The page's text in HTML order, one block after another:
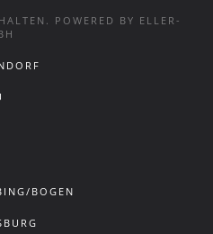
POWERED BY ELLER-
BOGEN